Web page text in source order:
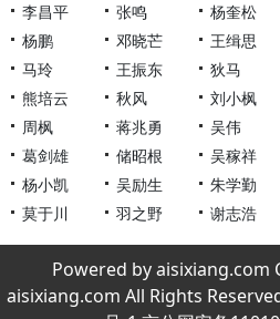
李昌平
张鸣 杨奎松
杨鹏
邓晓芒 王缉思
马玲
王振东 狄马
熊培云
秋风 刘小枫
周枫
蒋兆勇 吴伟
葛剑雄
储昭根 吴稼祥
杨小凯
吴励生 朱学勤
莫于川
羽之野 谢志浩
Powered by aisixiang.com
aisixiang.com All Rights